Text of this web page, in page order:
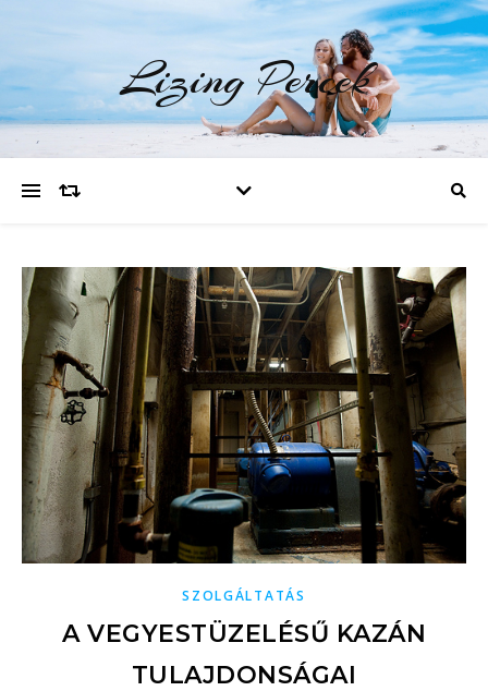
Lizing Percek
SZOLGÁLTATÁS
A VEGYESTÜZELÉSŰ KAZÁN
TULAJDONSÁGAI